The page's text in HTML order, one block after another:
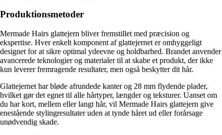
Produktionsmetoder
Mermade Hairs glattejern bliver fremstillet med præcision og
ekspertise. Hver enkelt komponent af glattejernet er omhyggeligt
designet for at sikre optimal ydeevne og holdbarhed. Brandet anvender
avancerede teknologier og materialer til at skabe et produkt, der ikke
kun leverer fremragende resultater, men også beskytter dit hår.
Glattejernet har bløde afrundede kanter og 28 mm flydende plader,
hvilket gør det egnet til alle hårtyper, længder og teksturer. Uanset om
du har kort, mellem eller langt hår, vil Mermade Hairs glattejern give
enestående stylingresultater uden at tynde håret ud eller forårsage
unødvendig skade.